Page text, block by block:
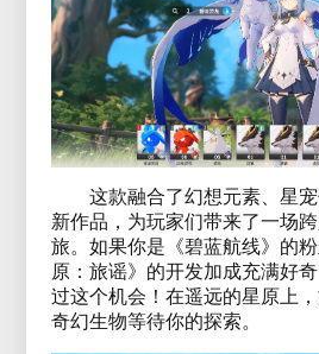
这款融合了幻想元素、星
新作品，为玩家们带来了一场
旅。如果你是《碧蓝航线》的
原：旅谣》的开发加成充满好
过这个机会！在遥远的星原上
奇幻生物等待你的探索。